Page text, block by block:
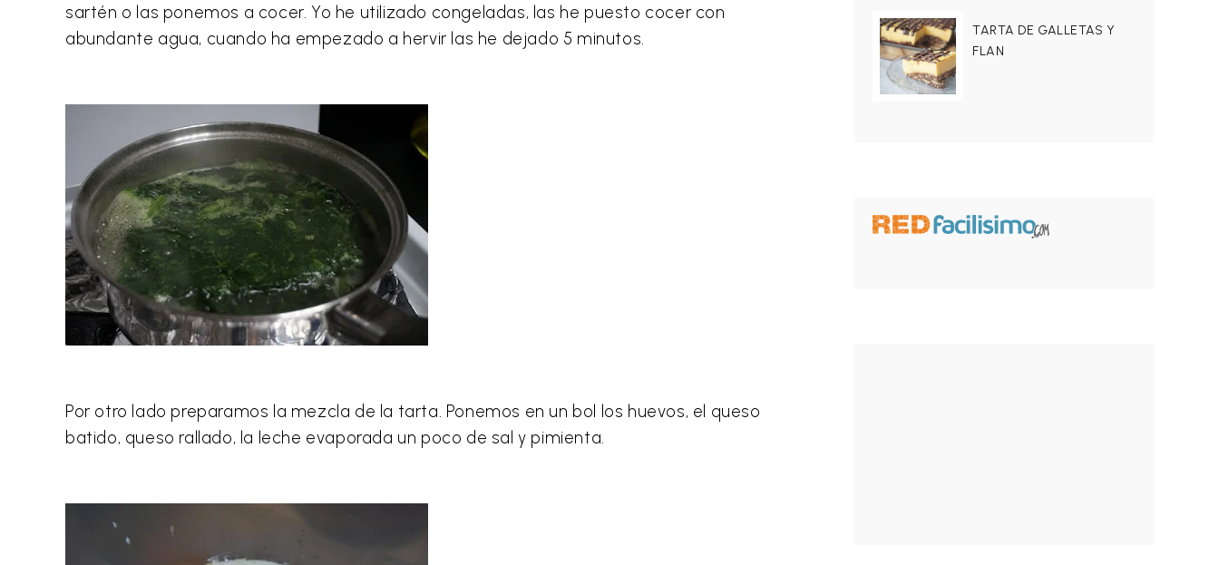
sartén o las ponemos a cocer. Yo he utilizado congeladas, las he puesto cocer con
abundante agua, cuando ha empezado a hervir las he dejado 5 minutos.
Por otro lado preparamos la mezcla de la tarta. Ponemos en un bol los huevos, el queso
batido, queso rallado, la leche evaporada un poco de sal y pimienta.
TARTA DE GALLETAS Y
FLAN